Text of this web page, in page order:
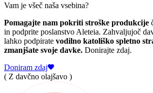
Vam je všeč naša vsebina?
Pomagajte nam pokriti stroške produkcije
in podprite poslanstvo Aleteia. Zahvaljujoč
lahko podpirate vodilno katoliško spletno
zmanjšate svoje davke. Donirajte zdaj.
Doniram zdaj
( Z davčno olajšavo )